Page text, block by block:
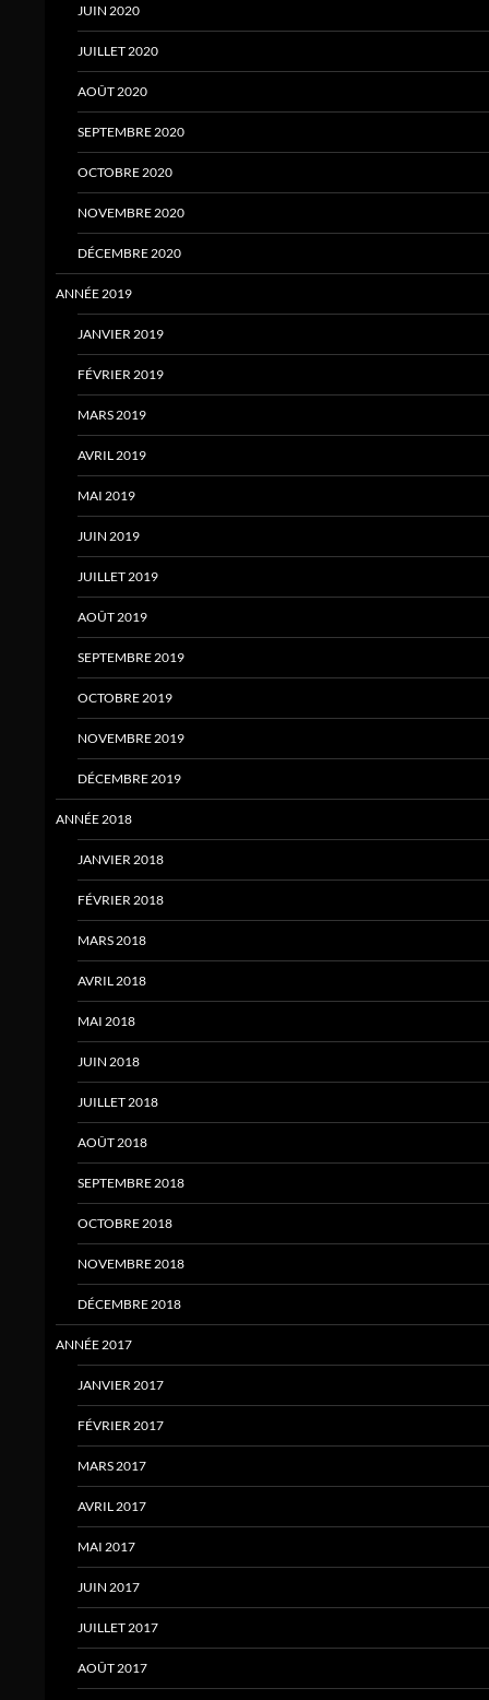
JUIN 2020
JUILLET 2020
AOÛT 2020
SEPTEMBRE 2020
OCTOBRE 2020
NOVEMBRE 2020
DÉCEMBRE 2020
ANNÉE 2019
JANVIER 2019
FÉVRIER 2019
MARS 2019
AVRIL 2019
MAI 2019
JUIN 2019
JUILLET 2019
AOÛT 2019
SEPTEMBRE 2019
OCTOBRE 2019
NOVEMBRE 2019
DÉCEMBRE 2019
ANNÉE 2018
JANVIER 2018
FÉVRIER 2018
MARS 2018
AVRIL 2018
MAI 2018
JUIN 2018
JUILLET 2018
AOÛT 2018
SEPTEMBRE 2018
OCTOBRE 2018
NOVEMBRE 2018
DÉCEMBRE 2018
ANNÉE 2017
JANVIER 2017
FÉVRIER 2017
MARS 2017
AVRIL 2017
MAI 2017
JUIN 2017
JUILLET 2017
AOÛT 2017